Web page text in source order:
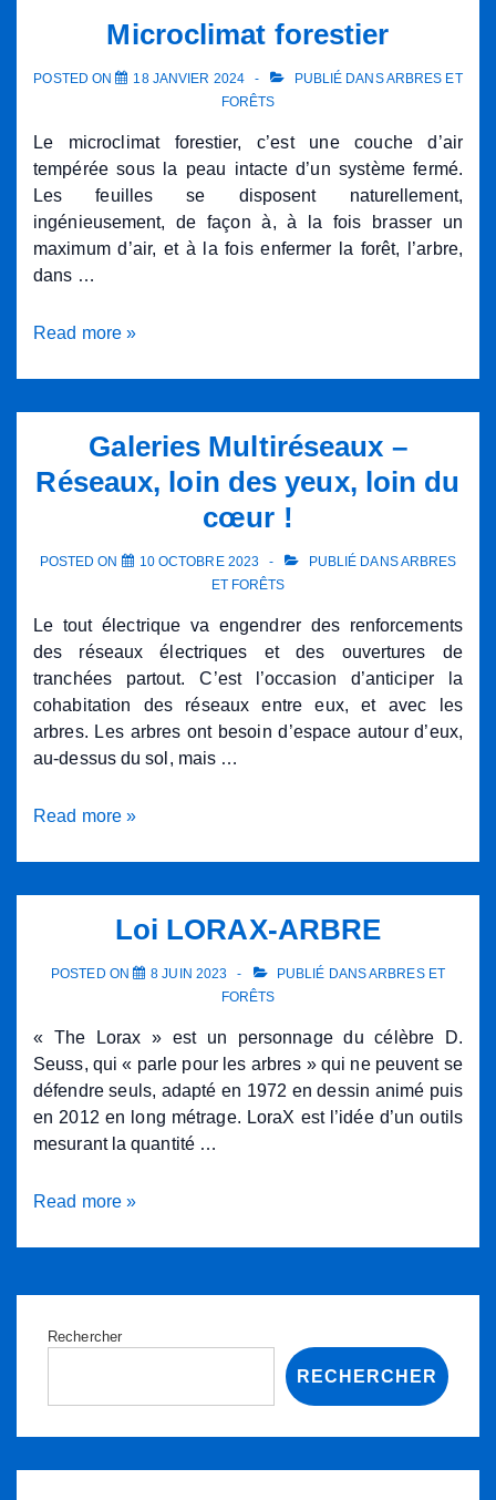
Microclimat forestier
POSTED ON 18 JANVIER 2024 PUBLIÉ DANSARBRES ET
FORÊTS
Le microclimat forestier, c’est une couche d’air
tempérée sous la peau intacte d’un système fermé.
Les feuilles se disposent naturellement,
ingénieusement, de façon à, à la fois brasser un
maximum d’air, et à la fois enfermer la forêt, l’arbre,
dans …
Microclimat
Read more »
Galeries Multiréseaux –
Réseaux, loin des yeux, loin du
cœur !
POSTED ON 10 OCTOBRE 2023 PUBLIÉ DANSARBRES
ET FORÊTS
Le tout électrique va engendrer des renforcements
des réseaux électriques et des ouvertures de
tranchées partout. C’est l’occasion d’anticiper la
cohabitation des réseaux entre eux, et avec les
arbres. Les arbres ont besoin d’espace autour d’eux,
au-dessus du sol, mais …
Galeries
–
Réseaux,
yeux,
cœur
Read more »
Loi LORAX-ARBRE
POSTED ON 8 JUIN 2023 PUBLIÉ DANSARBRES ET
FORÊTS
« The Lorax » est un personnage du célèbre D.
Seuss, qui « parle pour les arbres » qui ne peuvent se
défendre seuls, adapté en 1972 en dessin animé puis
en 2012 en long métrage. LoraX est l’idée d’un outils
mesurant la quantité …
Loi
ARBRE
Read more »
Rechercher
RECHERCHER